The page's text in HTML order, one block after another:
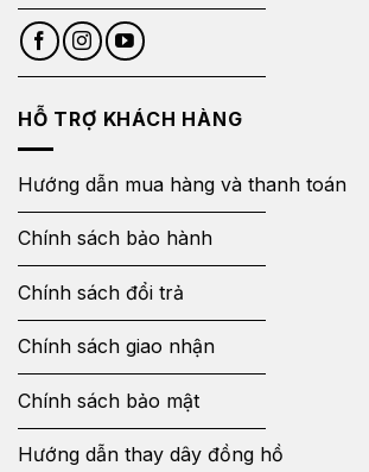
HỖ TRỢ KHÁCH HÀNG
Hướng dẫn mua hàng và thanh toán
Chính sách bảo hành
Chính sách đổi trả
Chính sách giao nhận
Chính sách bảo mật
Hướng dẫn thay dây đồng hồ